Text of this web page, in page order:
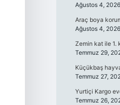
Ağustos 4, 2026
Araç boya
Ağustos 4, 2026
Zemin kat ile 1.
Temmuz 29,
Küçükbaş
Temmuz 27,
Yurtiçi Kargo
Temmuz 26,